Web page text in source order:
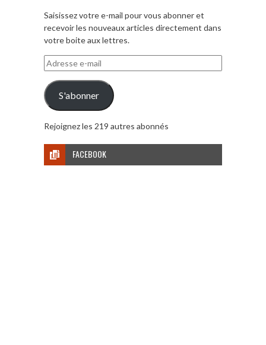
Saisissez votre e-mail pour vous abonner et
recevoir les nouveaux articles directement dans
votre boite aux lettres.
Adresse
e-
mail
S'abonner
Rejoignez les 219 autres abonnés
FACEBOOK